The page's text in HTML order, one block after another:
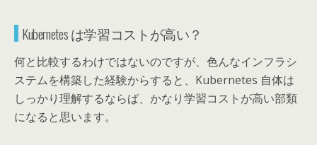
Kubernetes は学習コストが高い？
何と比較するわけではないのですが、色んなインフラシ
ステムを構築した経験からすると、Kubernetes 自体は
しっかり理解するならば、かなり学習コストが高い部類
になると思います。